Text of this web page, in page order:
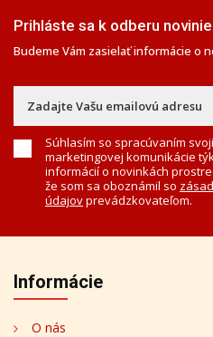
Prihláste sa k odberu
Budeme Vám zasielať informácie o
Súhlasím so spracúvaním
marketingovej komunikácie
informácií o novinkách
že som sa oboznámil so
údajovprevádzkovateľom.
Informácie
O nás